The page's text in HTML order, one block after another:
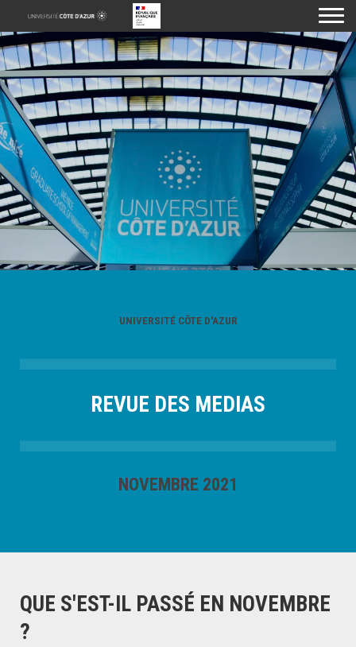
UNIVERSITÉ CÔTE D'AZUR
REVUE DES MEDIAS
NOVEMBRE 2021
QUE S'EST-IL PASSÉ EN NOVEMBRE
?